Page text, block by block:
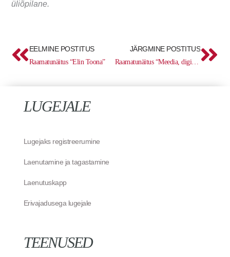
üliõpilane.
Prev
EELMINE POSTITUS
Raamatunäitus “Elin Toona”
JÄRGMINE POSTITUS
LUGEJALE
Lugejaks registreerumine
Laenutamine ja tagastamine
Laenutuskapp
Erivajadusega lugejale
TEENUSED